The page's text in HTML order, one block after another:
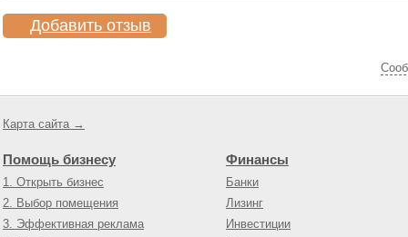
Добавить отзыв
Карта сайта →
Помощь бизнесу
1. Открыть бизнес
2. Выбор помещения
3. Эффективная реклама
Финансы
Банки
Лизинг
Инвестиции